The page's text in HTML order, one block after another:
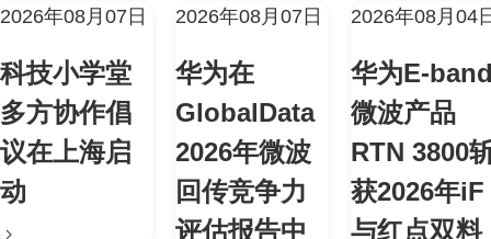
2026年08月07日
科技小学堂
多方协作倡
议在上海启
动
2026年08月07日
华为在
GlobalData
2026年微波
回传竞争力
评估报告中
2026年08月04
华为E-
微波产品
RTN 3800
获2026年iF
与红点双料